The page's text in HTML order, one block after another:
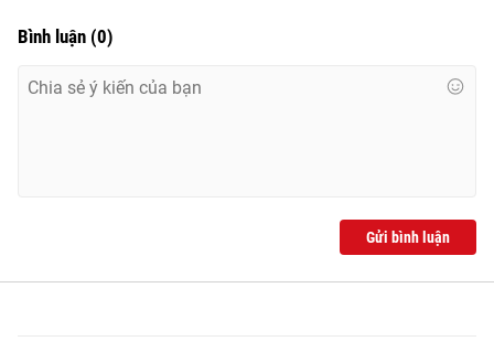
Bình luận (0)
Gửi bình luận